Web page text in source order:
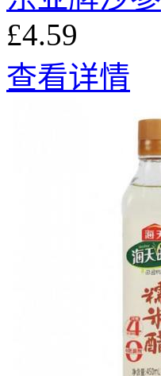
£4.59
查看详情